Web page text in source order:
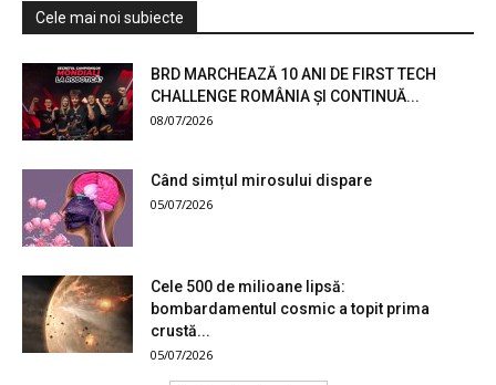
Cele mai noi subiecte
BRD MARCHEAZĂ 10 ANI DE FIRST TECH
CHALLENGE ROMÂNIA ȘI CONTINUĂ...
08/07/2026
Când simțul mirosului dispare
05/07/2026
Cele 500 de milioane lipsă:
bombardamentul cosmic a topit prima
crustă...
05/07/2026